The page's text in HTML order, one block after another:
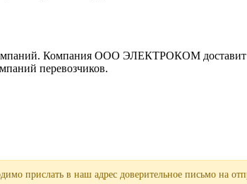
Компания ООО ЭЛЕКТРОКОМ
перевозчиков.
прислать в наш адрес доверительное письмо на